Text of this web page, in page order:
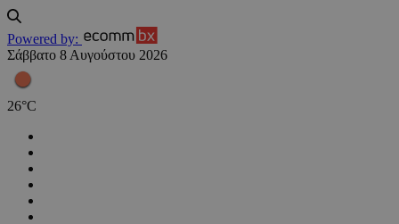
Powered by:
Σάββατο 8 Αυγούστου 2026
26°C